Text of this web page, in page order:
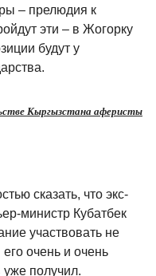
– прелюдия к
эти – в Жогорку
будут у
Кыргызстана аферисты
сказать, что экс-
министр Кубатбек
участвовать не
очень и очень
получил.